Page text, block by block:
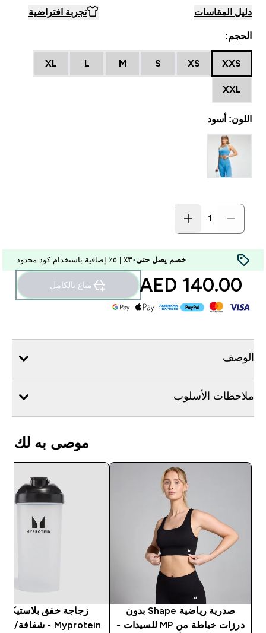
دليل المقاسات تجربة افتراضية
الحجم:
XXS
XS
S
M
L
XL
XXL
اللون: أسود
خصم يصل حتى٣٠٪
140.00 AED‎ مباع بالكامل
الوصف
ملاحظات الأسلوب
موصى به لك
صدرية رياضية Shape بدون
درزات خياطة من MP للسيدات -
زجاجة خفق
Myprotein - شفافة/ لون أسود